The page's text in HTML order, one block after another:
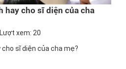
hay cho sĩ diện của cha
xem: 20
cho sĩ diện của cha mẹ?